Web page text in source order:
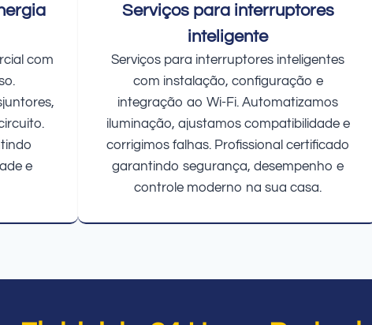
com
e
Serviços para interruptores
inteligente
Serviços para interruptores inteligentes
com instalação, configuração e
integração ao Wi-Fi. Automatizamos
iluminação, ajustamos compatibilidade e
corrigimos falhas. Profissional certificado
garantindo segurança, desempenho e
controle moderno na sua casa.